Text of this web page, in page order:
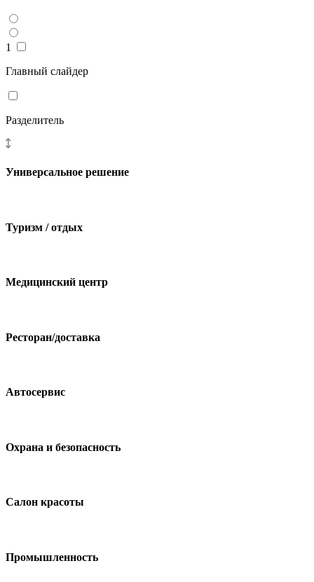
1
Главный слайдер
Разделитель
Универсальное решение
Туризм / отдых
Медицинский центр
Ресторан/доставка
Автосервис
Охрана и безопасность
Салон красоты
Промышленность